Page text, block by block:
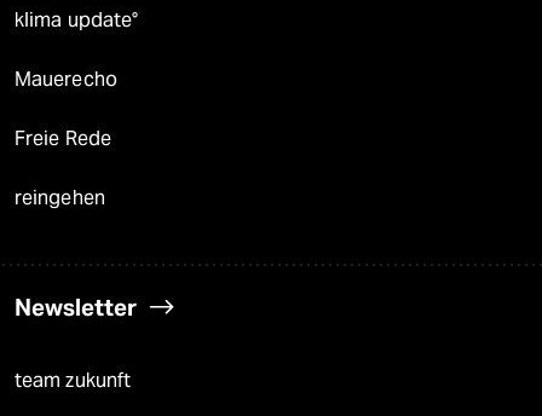
klima update°
Mauerecho
Freie Rede
reingehen
Newsletter
team zukunft